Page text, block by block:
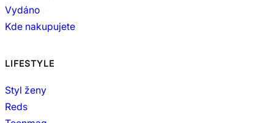
Vydáno
Kde nakupujete
LIFESTYLE
Styl ženy
Reds